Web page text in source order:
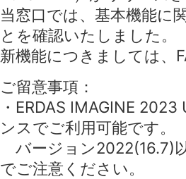
当窓口では、基本機能に
とを確認いたしました。
新機能につきましては、
ご留意事項：
・ERDAS IMAGINE
ンスでご利用可能です。
バージョン2022(16.7)
でご注意ください。